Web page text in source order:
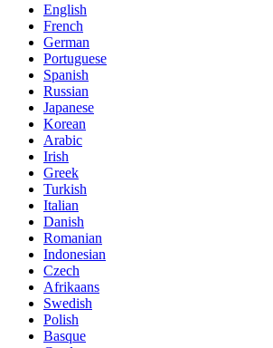
English
French
German
Portuguese
Spanish
Russian
Japanese
Korean
Arabic
Irish
Greek
Turkish
Italian
Danish
Romanian
Indonesian
Czech
Afrikaans
Swedish
Polish
Basque